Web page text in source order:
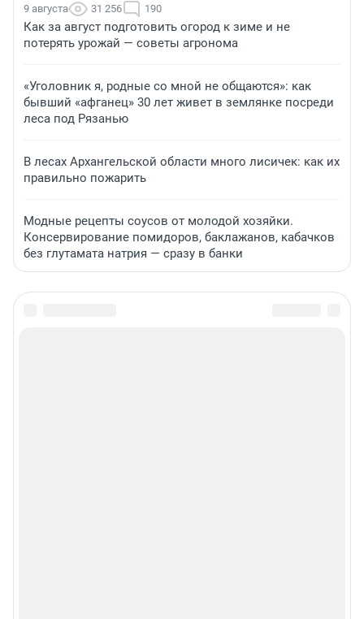
9 августа 31 256 190
Как за август подготовить огород к зиме и не
потерять урожай — советы агронома
«Уголовник я, родные со мной не общаются»: как
бывший «афганец» 30 лет живет в землянке посреди
леса под Рязанью
В лесах Архангельской области много лисичек: как их
правильно пожарить
Модные рецепты соусов от молодой хозяйки.
Консервирование помидоров, баклажанов, кабачков
без глутамата натрия — сразу в банки